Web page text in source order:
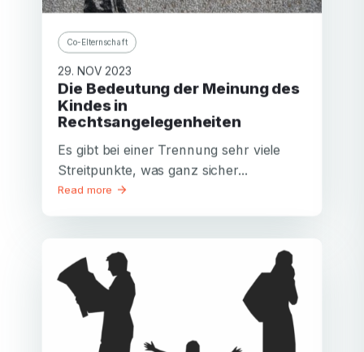
Co-Elternschaft
29. NOV 2023
Die Bedeutung der Meinung des
Kindes in
Rechtsangelegenheiten
Es gibt bei einer Trennung sehr viele
Streitpunkte, was ganz sicher...
Read more